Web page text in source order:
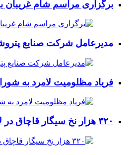
برگزاری مراسم شام غریبان
مدیرعامل شرکت صنایع
فریاد مظلومیت لامرد به
۳۲۰ هزار نخ سیگار قاچاق در لامرد کشف شد